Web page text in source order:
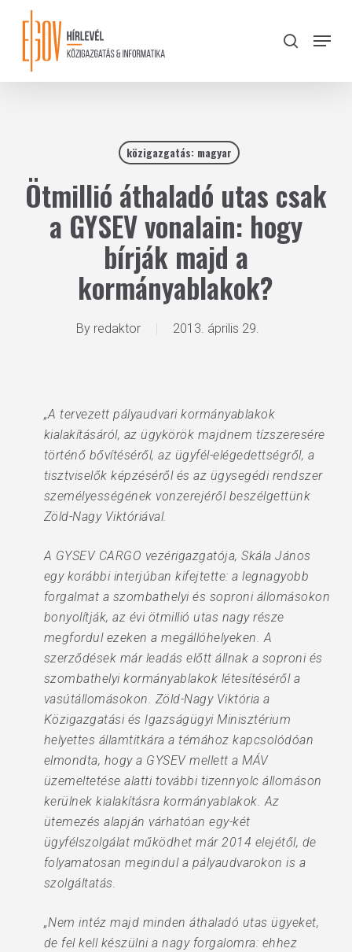
content
search
Menu
közigazgatás: magyar
Ötmillió áthaladó utas csak
a GYSEV vonalain: hogy
bírják majd a
kormányablakok?
By redaktor 2013. április 29.
„A tervezett pályaudvari kormányablakok
kialakításáról, az ügykörök majdnem tízszeresére
történő bővítéséről, az ügyfél-elégedettségről, a
tisztviselők képzéséről és az ügysegédi rendszer
személyességének vonzerejéről beszélgettünk
Zöld-Nagy Viktóriával.
A GYSEV CARGO vezérigazgatója, Skála János
egy korábbi interjúban kifejtette: a legnagyobb
forgalmat a szombathelyi és soproni állomásokon
bonyolítják, az évi ötmillió utas nagy része
megfordul ezeken a megállóhelyeken. A
szerződések már leadás előtt állnak a soproni és
szombathelyi kormányablakok létesítéséről a
vasútállomásokon. Zöld-Nagy Viktória a
Közigazgatási és Igazságügyi Minisztérium
helyettes államtitkára a témához kapcsolódóan
elmondta, hogy a GYSEV mellett a MÁV
üzemeltetése alatti további tizennyolc állomáson
kerülnek kialakításra kormányablakok. Az
ütemezés alapján várhatóan egy-két
ügyfélszolgálat működhet már 2014 elejétől, de
folyamatosan megindul a pályaudvarokon is a
szolgáltatás.
„Nem intéz majd minden áthaladó utas ügyeket,
de fel kell készülni a nagy forgalomra: ehhez
Close